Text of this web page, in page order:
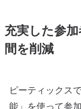
充実した参
間を削減
ピーティックス
能」を使って参